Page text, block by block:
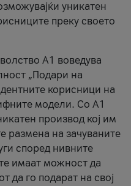
уникатен
преку своето
А1 воведува
„Подари на
корисници на
модели. Со A1
производ кој им
размена на зачуваните
според нивните
имаат можност да
да го подарат на свој